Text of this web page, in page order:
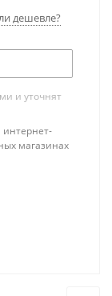
дешевле?
и уточнят
интернет-
магазинах